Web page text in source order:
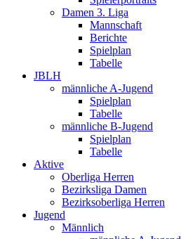
Damen 3. Liga
Mannschaft
Berichte
Spielplan
Tabelle
JBLH
männliche A-Jugend
Spielplan
Tabelle
männliche B-Jugend
Spielplan
Tabelle
Aktive
Oberliga Herren
Bezirksliga Damen
Bezirksoberliga Herren
Jugend
Männlich